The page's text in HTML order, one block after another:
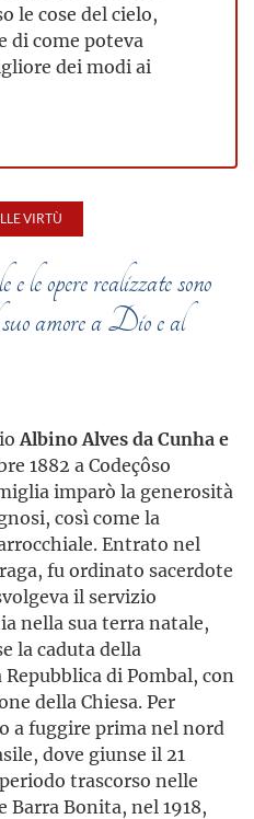
le cose del cielo,
di come poteva
dei modi ai
VIRTÙ
le opere realizzate sono
suo amore a Dio e al
Albino Alves da Cunha e
1882 a Codeçôso
imparò la generosità
così come la
Entrato nel
fu ordinato sacerdote
il servizio
nella sua terra natale,
la caduta della
di Pombal, con
della Chiesa. Per
a fuggire prima nel nord
dove giunse il 21
trascorso nelle
Barra Bonita, nel 1918,